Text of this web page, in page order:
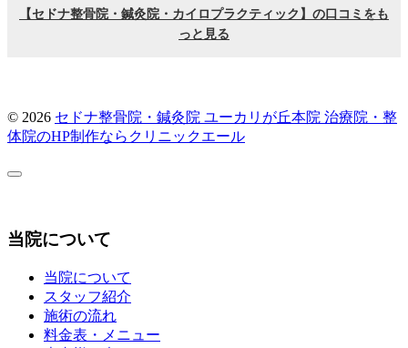
© 2026 セドナ整骨院・鍼灸院 ユーカリが丘本院 治療院・整
体院のHP制作ならクリニックエール
当院について
当院について
スタッフ紹介
施術の流れ
料金表・メニュー